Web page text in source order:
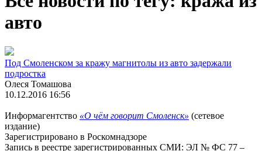
авто
Под Смоленском за кражу магнитолы из авто задержали
подростка
Олеся Томашова
10.12.2016 16:56
Информагентство «О чём говорит Смоленск» (сетевое
издание)
Зарегистрировано в Роскомнадзоре
Запись в реестре зарегистрированных СМИ: ЭЛ № ФС 77 –